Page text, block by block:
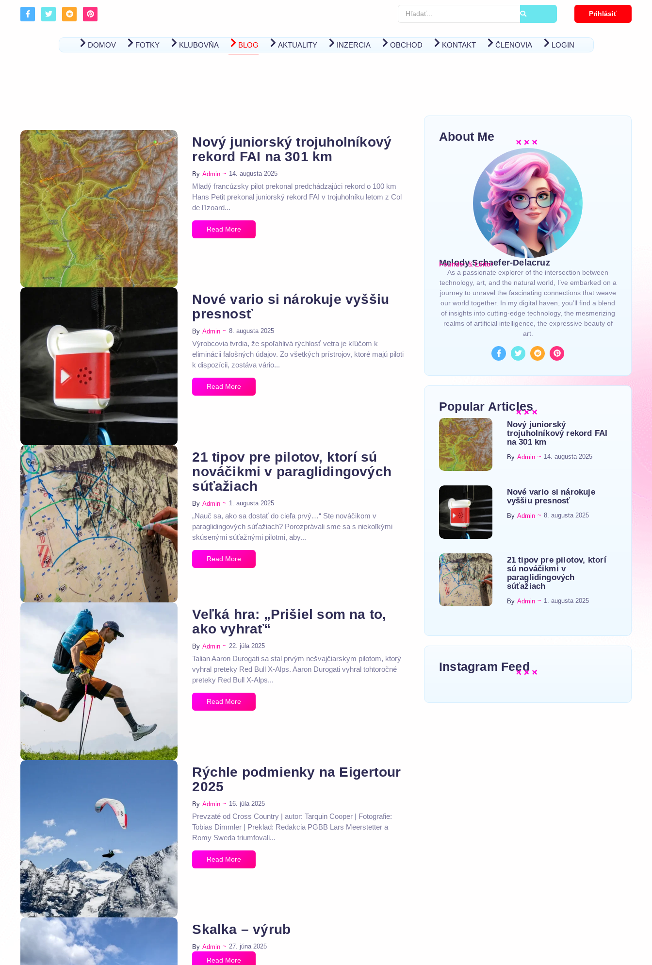
Prihlásiť
DOMOV FOTKY KLUBOVŇA BLOG AKTUALITY INZERCIA OBCHOD KONTAKT ČLENOVIA LOGIN
Nový juniorský trojuholníkový
rekord FAI na 301 km
By Admin ~ 14. augusta 2025
Mladý francúzsky pilot prekonal predchádzajúci rekord o 100 km
Hans Petit prekonal juniorský rekord FAI v trojuholníku letom z Col
de l’Izoard...
Read More
Nové vario si nárokuje vyššiu
presnosť
By Admin ~ 8. augusta 2025
Výrobcovia tvrdia, že spoľahlivá rýchlosť vetra je kľúčom k
eliminácii falošných údajov. Zo všetkých prístrojov, ktoré majú piloti
k dispozícii, zostáva vário...
Read More
21 tipov pre pilotov, ktorí sú
nováčikmi v paraglidingových
súťažiach
By Admin ~ 1. augusta 2025
„Nauč sa, ako sa dostať do cieľa prvý…“ Ste nováčikom v
paraglidingových súťažiach? Porozprávali sme sa s niekoľkými
skúsenými súťažnými pilotmi, aby...
Read More
Veľká hra: „Prišiel som na to,
ako vyhrať“
By Admin ~ 22. júla 2025
Talian Aaron Durogati sa stal prvým nešvajčiarskym pilotom, ktorý
vyhral preteky Red Bull X-Alps. Aaron Durogati vyhral tohtoročné
preteky Red Bull X-Alps...
Read More
Rýchle podmienky na Eigertour
2025
By Admin ~ 16. júla 2025
Prevzaté od Cross Country | autor: Tarquin Cooper | Fotografie:
Tobias Dimmler | Preklad: Redakcia PGBB Lars Meerstetter a
Romy Sweda triumfovali...
Read More
Skalka – výrub
By Admin ~ 27. júna 2025
Read More
About Me
Melody Schaefer-Delacruz
Founder & Editor
As a passionate explorer of the intersection between
technology, art, and the natural world, I’ve embarked on a
journey to unravel the fascinating connections that weave
our world together. In my digital haven, you’ll find a blend
of insights into cutting-edge technology, the mesmerizing
realms of artificial intelligence, the expressive beauty of
art.
Popular Articles
Nový juniorský
trojuholníkový rekord FAI
na 301 km
By Admin ~ 14. augusta 2025
Nové vario si nárokuje
vyššiu presnosť
By Admin ~ 8. augusta 2025
21 tipov pre pilotov, ktorí
sú nováčikmi v
paraglidingových
súťažiach
By Admin ~ 1. augusta 2025
Instagram Feed